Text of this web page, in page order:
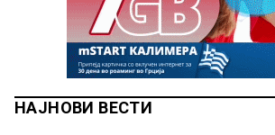
НАЈНОВИ ВЕСТИ